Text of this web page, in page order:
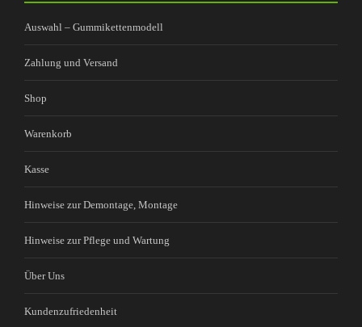
Auswahl – Gummikettenmodell
Zahlung und Versand
Shop
Warenkorb
Kasse
Hinweise zur Demontage, Montage
Hinweise zur Pflege und Wartung
Über Uns
Kundenzufriedenheit